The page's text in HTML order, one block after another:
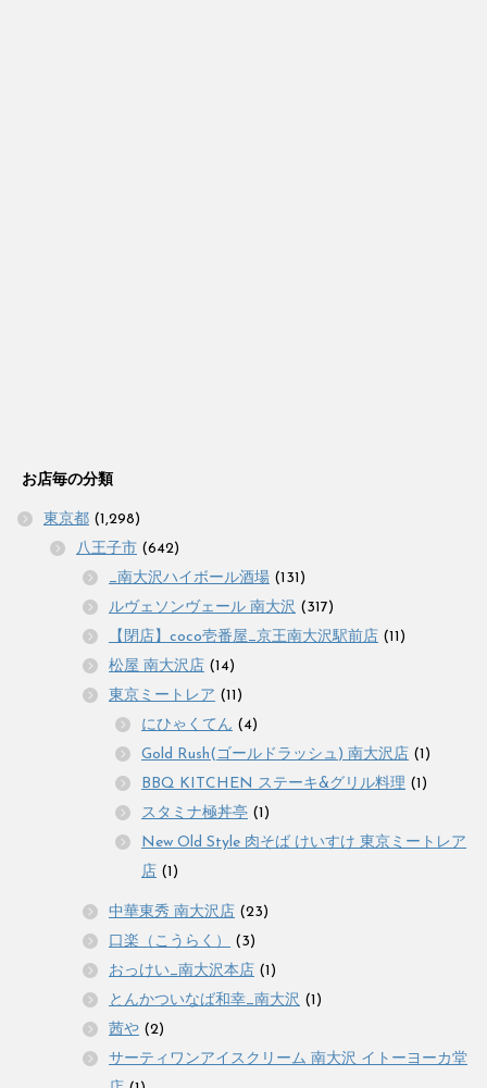
お店毎の分類
東京都 (1,298)
八王子市 (642)
_南大沢ハイボール酒場 (131)
ルヴェソンヴェール 南大沢 (317)
【閉店】coco壱番屋_京王南大沢駅前店 (11)
松屋 南大沢店 (14)
東京ミートレア (11)
にひゃくてん (4)
Gold Rush(ゴールドラッシュ) 南大沢店 (1)
BBQ KITCHEN ステーキ&グリル料理 (1)
スタミナ極丼亭 (1)
New Old Style 肉そば けいすけ 東京ミートレア
店 (1)
中華東秀 南大沢店 (23)
口楽（こうらく）
(3)
おっけい_南大沢本店 (1)
とんかついなば和幸_南大沢 (1)
茜や (2)
サーティワンアイスクリーム 南大沢 イトーヨーカ堂